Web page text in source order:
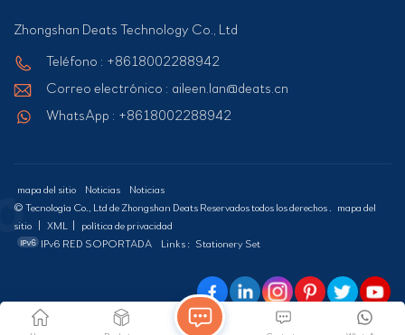
Zhongshan Deats Technology Co., Ltd
Teléfono : +8618002288942
Correo electrónico : aileen.lan@deats.cn
WhatsApp : +8618002288942
mapa del sitio Noticias
Noticias
© Tecnología Co., Ltd de Zhongshan Deats Reservados todos los derechos . mapa del
sitio
XML
política de privacidad
IPv6 RED SOPORTADA
Links : Stationery Set